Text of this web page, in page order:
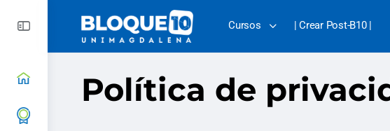
Cursos | Crear Post-B10 |
Política de